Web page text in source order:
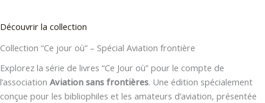
Découvrir la collection
Collection “Ce jour où” – Spécial Aviation frontière
Explorez la série de livres “Ce Jour où” pour le compte de
l’association Aviation sans frontières. Une édition spécialement
conçue pour les bibliophiles et les amateurs d’aviation, présentée